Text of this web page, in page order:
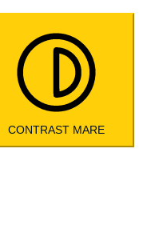
CONTRAST MARE